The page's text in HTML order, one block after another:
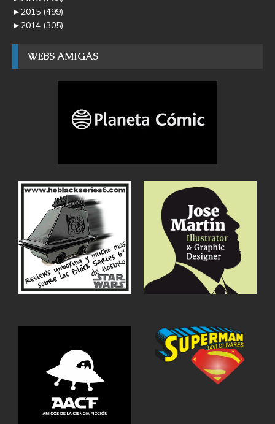
►2015 (499)
►2014 (305)
WEBS AMIGAS